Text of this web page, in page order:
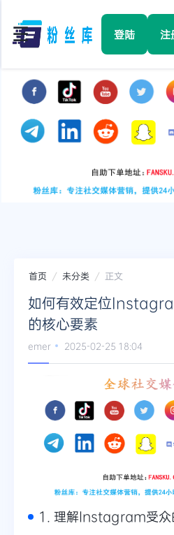
☰ 登陆 注
首页 未分类 正文
如何有效定位
的核心要素
emer 2025-02-25 18:04
1. 理解Instagram受众